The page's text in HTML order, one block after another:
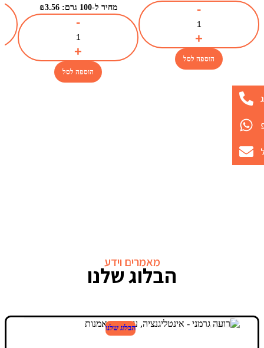
הוספה לסל
מחיר ל-100 גרם: ₪3.56
הוספה לסל
מאמרים וידע
הבלוג שלנו
הבלוג שלנו